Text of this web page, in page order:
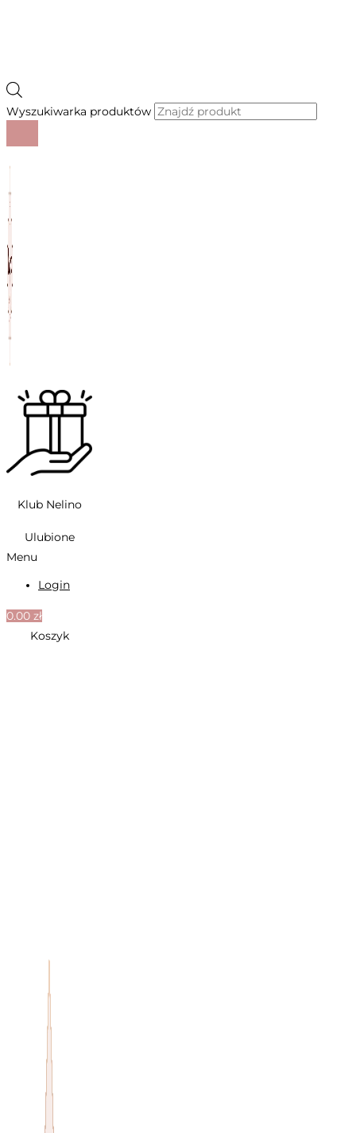
Wyszukiwarka produktów
Klub Nelino
Ulubione
Menu
Login
0.00 zł
Koszyk